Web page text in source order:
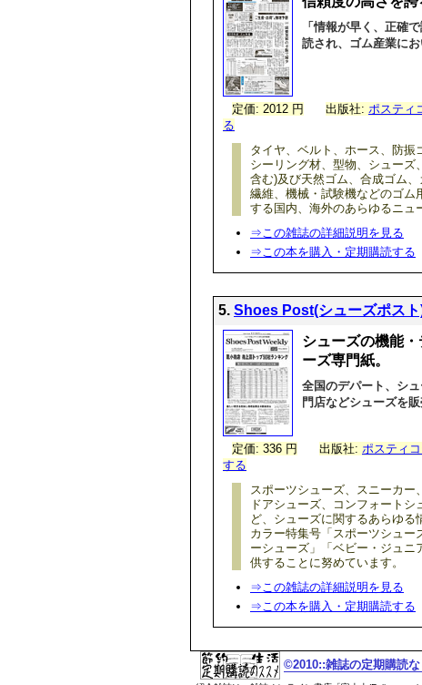
「情報が早く、正確
読され、ゴム産業に
定価: 2012 円 出版社: ポスティ
る
タイヤ、ベルト、ホース、防振
シーリング材、型物、シューズ
含む)及び天然ゴム、合成ゴム
繊維、機械・試験機などのゴム
する国内、海外のあらゆるニュ
⇒この雑誌の詳細説明を見る
⇒この本を購入・定期購読する
5. Shoes Post(シューズポス
シューズの機能
ーズ専門紙。
全国のデパート、シ
門店などシューズを
定価: 336 円 出版社: ポスティ
する
スポーツシューズ、スニーカー
ドアシューズ、コンフォート
ど、シューズに関するあらゆ
カラー特集号「スポーツシュ
ーシューズ」「ベビー・ジュニ
供することに努めています。
⇒この雑誌の詳細説明を見る
⇒この本を購入・定期購読する
©2010::雑誌の定期購読な